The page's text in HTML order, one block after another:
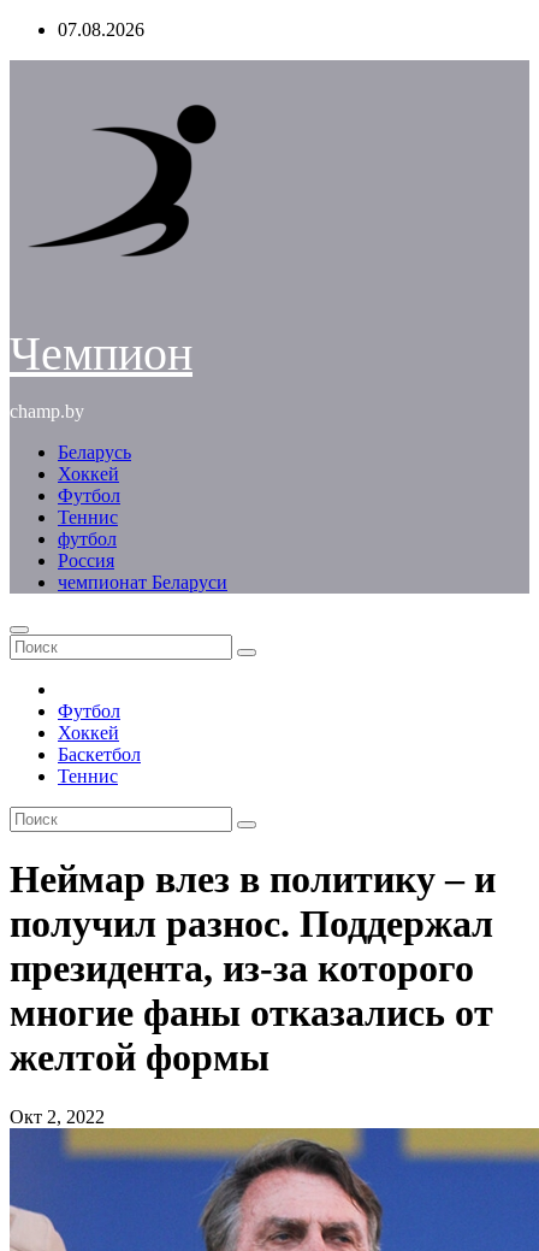
Перейти07.08.2026
Чемпион
champ.by
Беларусь
Хоккей
Футбол
Теннис
футбол
Россия
чемпионат Беларуси
Футбол
Хоккей
Баскетбол
Теннис
Неймар влез в политику – и
получил разнос. Поддержал
президента, из-за которого
многие фаны отказались от
желтой формы
Окт 2, 2022